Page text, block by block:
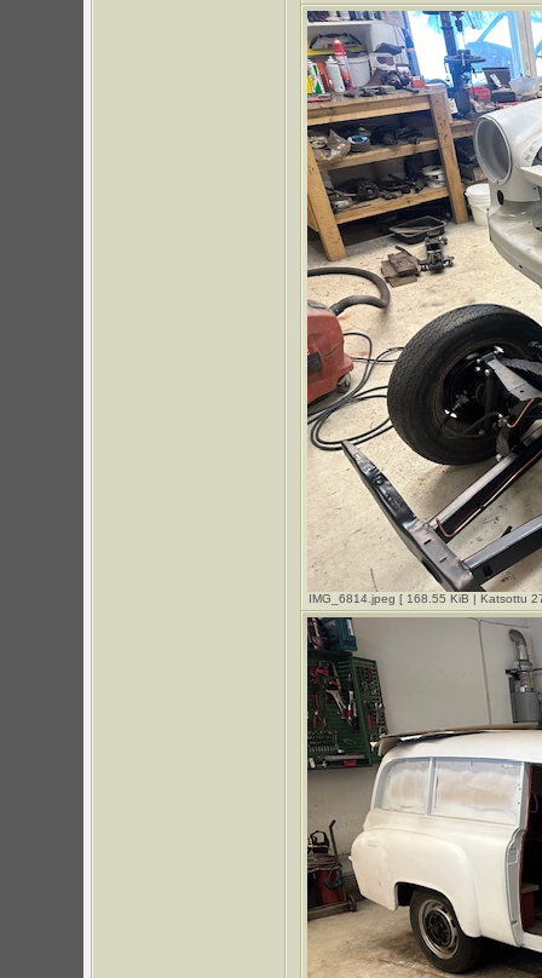
IMG_6814.jpeg [ 168.55 KiB | Katsottu